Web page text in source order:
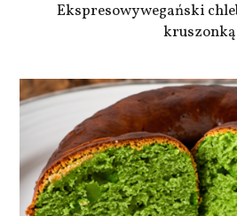
Ekspresowy wegański
kruszonką